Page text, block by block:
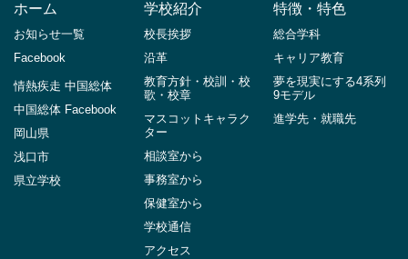
ホーム
お知らせ一覧
Facebook
情熱疾走 中国総体
中国総体 Facebook
岡山県
浅口市
県立学校
学校紹介
校長挨拶
沿革
教育方針・校訓・校
歌・校章
マスコットキャラク
ター
相談室から
事務室から
保健室から
学校通信
アクセス
特徴・特色
総合学科
キャリア教育
夢を現実にする4系列
9モデル
進学先・就職先